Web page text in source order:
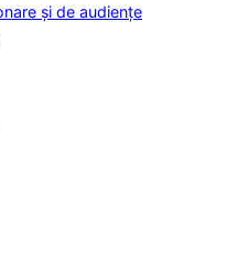
și de audiențe